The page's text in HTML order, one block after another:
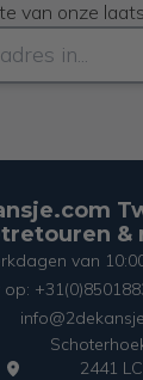
van onze
&
van
2441 LC